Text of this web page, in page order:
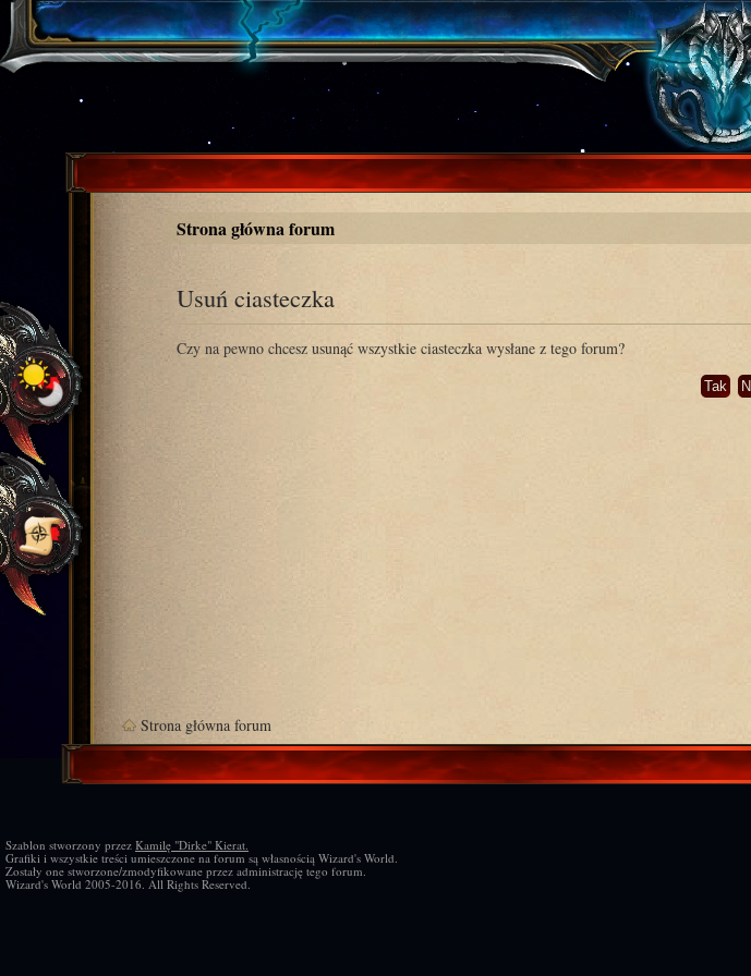
Strona główna forum
Usuń ciasteczka
Czy na pewno chcesz usunąć wszystkie ciasteczka wysłane z tego forum?
Strona główna forum
Szablon stworzony przez Kamilę "Dirke" Kierat.
Grafiki i wszystkie treści umieszczone na forum są własnością Wizard's World.
Zostały one stworzone/zmodyfikowane przez administrację tego forum.
Wizard's World 2005-2016. All Rights Reserved.